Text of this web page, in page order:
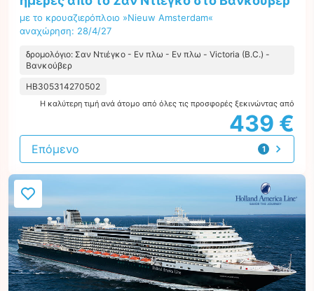
με το κρουαζιερόπλοιο »Nieuw Amsterdam«
αναχώρηση: 28/4/27
δρομολόγιο: Σαν Ντιέγκο - Εν πλω - Εν πλω - Victoria (B.C.) -
Βανκούβερ
HB305314270502
Η καλύτερη τιμή ανά άτομο από όλες τις προσφορές ξεκινώντας από
439 €
1
προσφορά
Επόμενο